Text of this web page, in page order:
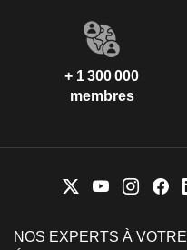
+ 1 300 000
membres
NOS EXPERTS À VOTRE